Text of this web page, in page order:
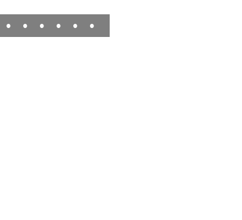
• • • • • •